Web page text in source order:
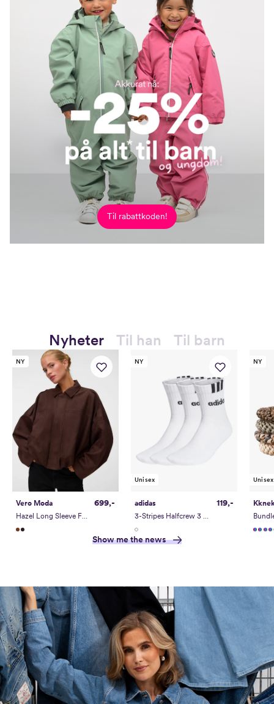
Til rabattkoden!
Nyheter Til han Til barn
NY
Vero Moda
Hazel Long Sleeve Faux Suede Bomber Jacket
699,-
NY
Unisex
adidas
3-Stripes Halfcrew 3 Pack
119,-
NY
Unisex
Show me the news